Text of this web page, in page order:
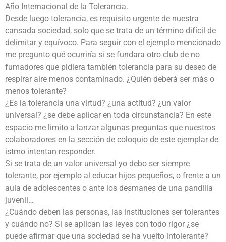
Año Internacional de la Tolerancia.
Desde luego tolerancia, es requisito urgente de nuestra
cansada sociedad, solo que se trata de un término difícil de
delimitar y equívoco. Para seguir con el ejemplo mencionado
me pregunto qué ocurriría si se fundara otro club de no
fumadores que pidiera también tolerancia para su deseo de
respirar aire menos contaminado. ¿Quién deberá ser más o
menos tolerante?
¿Es la tolerancia una virtud? ¿una actitud? ¿un valor
universal? ¿se debe aplicar en toda circunstancia? En este
espacio me limito a lanzar algunas preguntas que nuestros
colaboradores en la sección de coloquio de este ejemplar de
istmo intentan responder.
Si se trata de un valor universal yo debo ser siempre
tolerante, por ejemplo al educar hijos pequeños, o frente a un
aula de adolescentes o ante los desmanes de una pandilla
juvenil…
¿Cuándo deben las personas, las instituciones ser tolerantes
y cuándo no? Si se aplican las leyes con todo rigor ¿se
puede afirmar que una sociedad se ha vuelto intolerante?